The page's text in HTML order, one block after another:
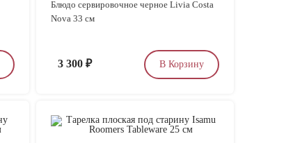
Блюдо сервировочное черное Livia Costa
Nova 33 см
3 300 ₽ В Корзину